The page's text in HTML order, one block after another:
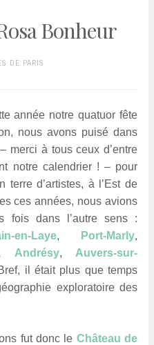
Bonheur
DE PARIS
année notre quatuor fête
nous avons puisé dans
merci à tous ceux d’entre
notre calendrier ! – pour
terre d’artistes, à l’Est de
ces années, nous avions
fois dans l’autre sens :
en-Laye, Port-Marly,
Andrésy, Auvers-sur-
il était plus que temps
exploratoire des
fut donc le Château de